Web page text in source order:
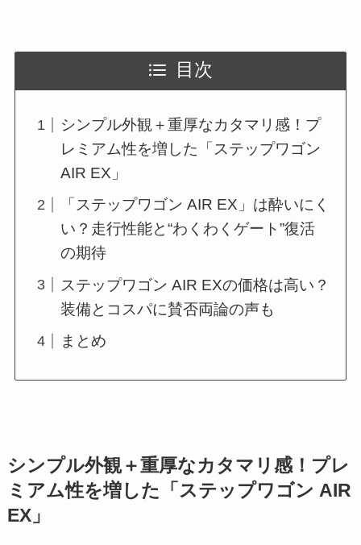
目次
シンプル外観＋重厚なカタマリ感！プ
レミアム性を増した「ステップワゴン
AIR EX」
「ステップワゴン AIR EX」は酔いにく
い？走行性能と“わくわくゲート”復活
の期待
ステップワゴン AIR EXの価格は高い？
装備とコスパに賛否両論の声も
まとめ
シンプル外観＋重厚なカタマリ感！プレ
ミアム性を増した「ステップワゴン AIR
EX」